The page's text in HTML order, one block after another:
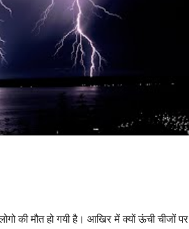
की मौत हो गयी है। आखिर में क्यों ऊंची चीजों पर